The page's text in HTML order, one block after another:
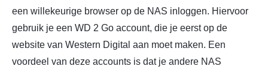
een willekeurige browser op de NAS inloggen. Hiervoor
gebruik je een WD 2 Go account, die je eerst op de
website van Western Digital aan moet maken. Een
voordeel van deze accounts is dat je andere NAS